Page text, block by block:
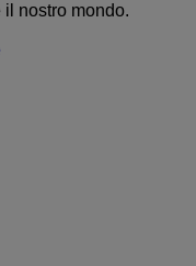
nostro mondo.